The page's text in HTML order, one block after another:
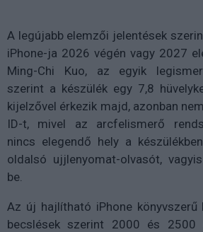
A legújabb elemzői jelentések
iPhone-ja 2026 végén vagy 2027
Ming-Chi Kuo, az egyik
szerint a készülék egy 7,8
kijelzővel érkezik majd, azonban
ID-t, mivel az arcfelismerő
nincs elegendő hely a
oldalsó ujjlenyomat-olvasót,
be.
Az új hajlítható iPhone könyvszerű
becslések szerint 2000 és 2500